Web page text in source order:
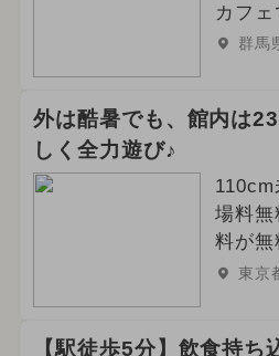
カフ
群馬
外は酷暑でも、館内は
しく全力遊び♪
110cm
場料無
料が無
東京
【駅徒歩5分】飲食持